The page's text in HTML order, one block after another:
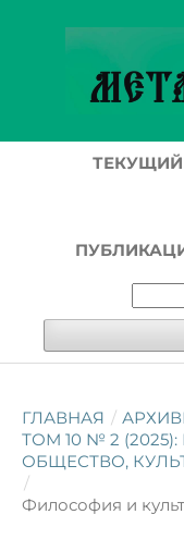
ГЛАВНАЯ /
ТОМ 10 № 2
ОБЩЕСТВО,
/
Философия и